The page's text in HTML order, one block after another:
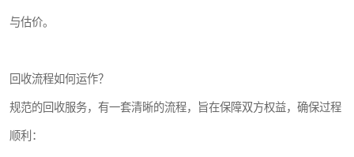
与估价。
回收流程如何运作？
规范的回收服务，有一套清晰的流程，旨在保障双方权益，确保过程
顺利：